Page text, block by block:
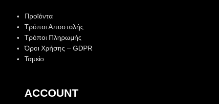
Προϊόντα
Τρόποι Αποστολής
Τρόποι Πληρωμής
Όροι Χρήσης – GDPR
Ταμείο
ACCOUNT